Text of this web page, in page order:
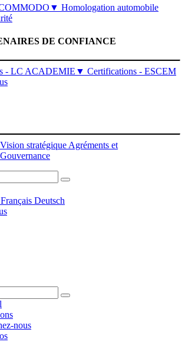
▼ Homologation automobile
DE CONFIANCE
- LC ACADEMIE ▼ Certifications - ESCEM
Vision stratégique Agréments et
Gouvernance
Français Deutsch
nous